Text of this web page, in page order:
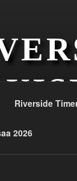
Riverside
2026